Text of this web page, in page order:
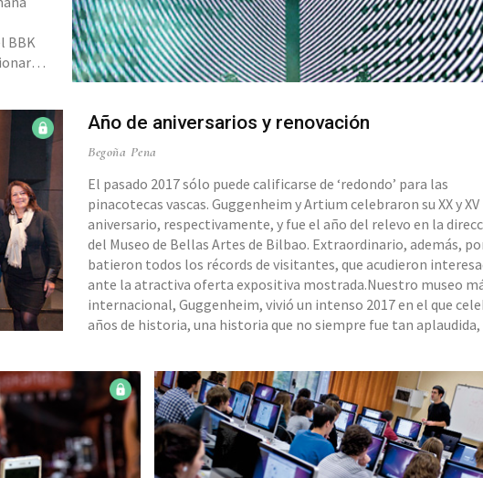
BBK
Año de aniversarios y renovación
Begoña Pena
El pasado 2017 sólo puede calificarse de ‘redondo’ para las
pinacotecas vascas. Guggenheim y Artium celebraron su XX y XV
aniversario, respectivamente, y fue el año del relevo en la
del Museo de Bellas Artes de Bilbao. Extraordinario, además,
batieron todos los récords de visitantes, que acudieron
ante la atractiva oferta expositiva mostrada.Nuestro museo
internacional, Guggenheim, vivió un intenso 2017 en el que
años de historia, una historia que no siempre fue tan